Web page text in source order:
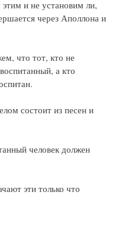
и не установим ли,
через Аполлона и
что тот, кто не
а кто
состоит из песен и
человек должен
эти только что